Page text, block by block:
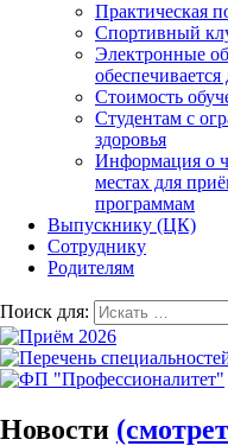
Практическая
Спортивный
Электронные
Стоимость
Студентам с
здоровья
Информация о
местах для
программам
Выпускнику (ЦК)
Сотруднику
Родителям
Поиск для:
Новости